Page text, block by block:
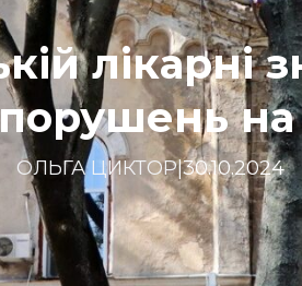
лікарні
на
ОЛЬГА ЦИКТОР|30.10.2024